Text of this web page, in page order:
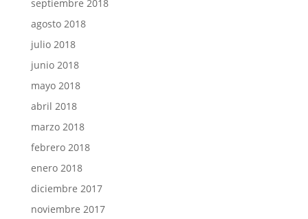
septiembre 2018
agosto 2018
julio 2018
junio 2018
mayo 2018
abril 2018
marzo 2018
febrero 2018
enero 2018
diciembre 2017
noviembre 2017